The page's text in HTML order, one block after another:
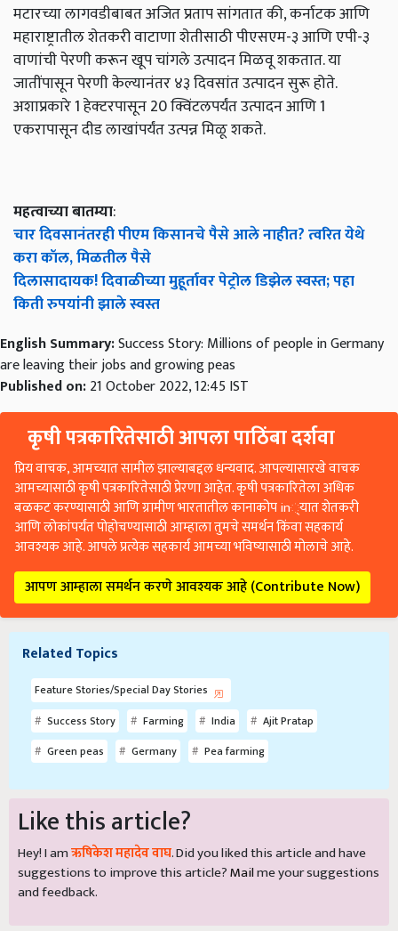
मटारच्या लागवडीबाबत अजित प्रताप सांगतात की, कर्नाटक आणि
महाराष्ट्रातील शेतकरी वाटाणा शेतीसाठी पीएसएम-३ आणि एपी-३
वाणांची पेरणी करून खूप चांगले उत्पादन मिळवू शकतात. या
जातींपासून पेरणी केल्यानंतर ४३ दिवसांत उत्पादन सुरू होते.
अशाप्रकारे 1 हेक्‍टरपासून 20 क्विंटलपर्यंत उत्पादन आणि 1
एकरापासून दीड लाखांपर्यंत उत्पन्न मिळू शकते.
महत्वाच्या बातम्या:
चार दिवसानंतरही पीएम किसानचे पैसे आले नाहीत? त्वरित येथे
करा कॉल, मिळतील पैसे
दिलासादायक! दिवाळीच्या मुहूर्तावर पेट्रोल डिझेल स्वस्त; पहा
किती रुपयांनी झाले स्वस्त
English Summary:Success Story: Millions of people in Germany
are leaving their jobs and growing peas
Published on:21 October 2022, 12:45 IST
कृषी पत्रकारितेसाठी आपला पाठिंबा दर्शवा
प्रिय वाचक, आमच्यात सामील झाल्याबद्दल धन्यवाद. आपल्यासारखे वाचक
आमच्यासाठी कृषी पत्रकारितेसाठी प्रेरणा आहेत. कृषी पत्रकारितेला अधिक
बळकट करण्यासाठी आणि ग्रामीण भारतातील कानाकोप in्यात शेतकरी
आणि लोकांपर्यंत पोहोचण्यासाठी आम्हाला तुमचे समर्थन किंवा सहकार्य
आवश्यक आहे. आपले प्रत्येक सहकार्य आमच्या भविष्यासाठी मोलाचे आहे.
आपण आम्हाला समर्थन करणे आवश्यक आहे (Contribute Now)
Related Topics
Feature Stories/Special Day Stories
Success Story
Farming India
Ajit Pratap
Green peas
Germany Pea farming
Like this article?
Hey! I amऋषिकेश महादेव वाघ. Did you liked this article and have
suggestions to improve this article?Mailme your suggestions
and feedback.